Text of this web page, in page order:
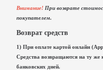
Внимание! При возврате
покупателем.
Возврат средств
1) При оплате картой онлайн
Средства возвращаются на ту же
банковских дней.